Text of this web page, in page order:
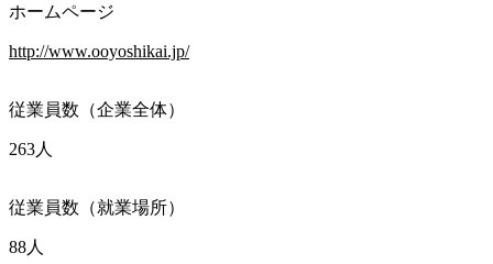
ホームページ
http://www.ooyoshikai.jp/
従業員数（企業全体）
263人
従業員数（就業場所）
88人